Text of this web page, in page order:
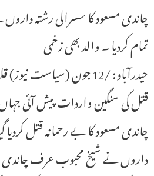
چاندی مسعود کا سسرالی رشتہ
تمام کردیا ۔ والد بھی زخمی
حیدرآباد : /12 جون
قتل کی سنگین واردات پیش آئی جہاں
چاندی مسعود کا بے رحمانہ قتل کردیا
داروں نے شیخ محبوب عرف چاندی